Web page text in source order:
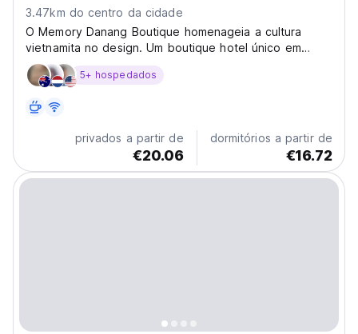
3.47km do centro da cidade
O Memory Danang Boutique homenageia a cultura
vietnamita no design. Um boutique hotel único em
Danang para uma experiência memorável e imersiva.
(Auto-translated from original language)
5+ hospedados
privados a partir de
€20.06
dormitórios a partir de
€16.72